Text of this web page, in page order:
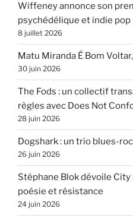
Wiffeney annonce son
psychédélique et indie pop
8 juillet 2026
Matu Miranda É Bom
30 juin 2026
The Fods : un collectif
règles avec Does Not
28 juin 2026
Dogshark : un trio blues-
26 juin 2026
Stéphane Blok dévoile
poésie et résistance
24 juin 2026